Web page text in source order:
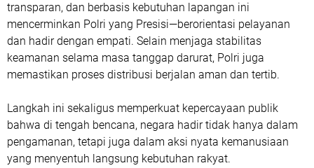
transparan, dan berbasis kebutuhan lapangan ini
mencerminkan Polri yang Presisi—berorientasi pelayanan
dan hadir dengan empati. Selain menjaga stabilitas
keamanan selama masa tanggap darurat, Polri juga
memastikan proses distribusi berjalan aman dan tertib.
Langkah ini sekaligus memperkuat kepercayaan publik
bahwa di tengah bencana, negara hadir tidak hanya dalam
pengamanan, tetapi juga dalam aksi nyata kemanusiaan
yang menyentuh langsung kebutuhan rakyat.